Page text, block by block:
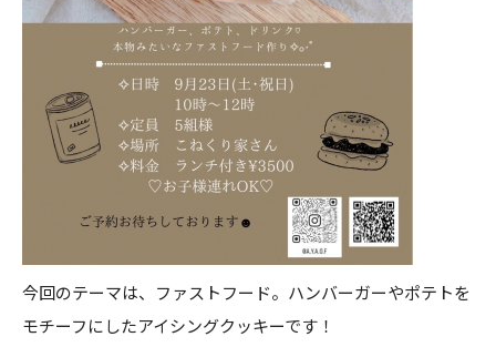
今回のテーマは、ファストフード。ハンバーガーやポテトを
モチーフにしたアイシングクッキーです！